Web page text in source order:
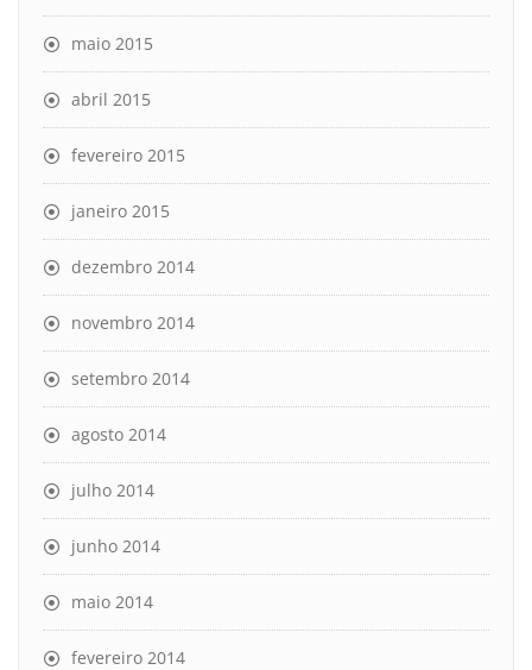
maio 2015
abril 2015
fevereiro 2015
janeiro 2015
dezembro 2014
novembro 2014
setembro 2014
agosto 2014
julho 2014
junho 2014
maio 2014
fevereiro 2014